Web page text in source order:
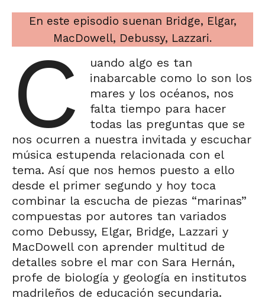
En este episodio suenan Bridge, Elgar,
MacDowell, Debussy, Lazzari.
C
uando algo es tan
inabarcable como lo son los
mares y los océanos, nos
falta tiempo para hacer
todas las preguntas que se
nos ocurren a nuestra invitada y escuchar
música estupenda relacionada con el
tema. Así que nos hemos puesto a ello
desde el primer segundo y hoy toca
combinar la escucha de piezas “marinas”
compuestas por autores tan variados
como Debussy, Elgar, Bridge, Lazzari y
MacDowell con aprender multitud de
detalles sobre el mar con Sara Hernán,
profe de biología y geología en institutos
madrileños de educación secundaria.